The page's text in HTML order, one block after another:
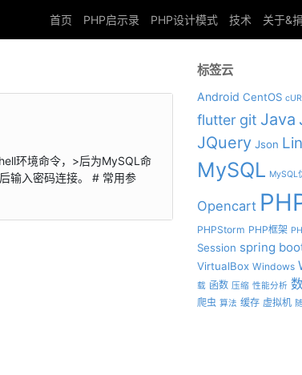
首页 PHP启示录 PHP设计模式 技术 关于&
环境命令，>后为MySQL命
入密码连接。 # 常用参
标签云
Android CentOS
flutter git Java
JQuery Json
MySQL MySQL
Opencart
PHPStorm PHP框架
Session spring
VirtualBox Windows
载 函数 压缩 性能分析
爬虫 算法 缓存 虚拟机